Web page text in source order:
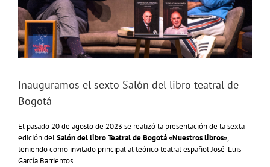
Inauguramos el sexto Salón del libro teatral de
Bogotá
El pasado 20 de agosto de 2023 se realizó la presentación de la sexta
edición delSalón del libro Teatral de Bogotá «Nuestros libros»,
teniendo como invitado principal al teórico teatral español José-Luis
García Barrientos.